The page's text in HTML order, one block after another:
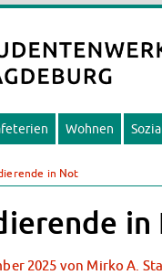
Wohnen
in Not
2025 von Mirko A.